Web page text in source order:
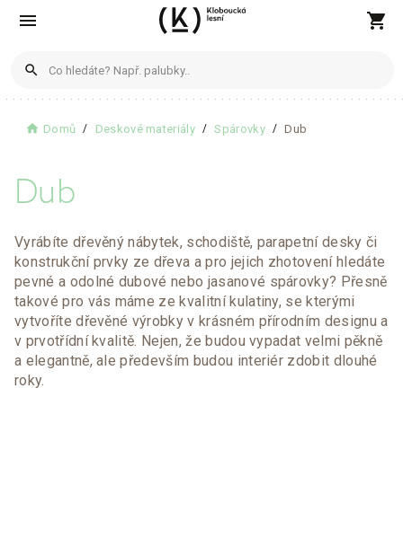
menu shopping_cart
search
Produkty
Žádné články nenalezeny
Zobrazit všechny výsledky
home Domů Deskové materiály Spárovky Dub
Dub
Vyrábíte dřevěný nábytek, schodiště, parapetní desky či
konstrukční prvky ze dřeva a pro jejich zhotovení hledáte
pevné a odolné dubové nebo jasanové spárovky? Přesně
takové pro vás máme ze kvalitní kulatiny, se kterými
vytvoříte dřevěné výrobky v krásném přírodním designu a
v prvotřídní kvalitě. Nejen, že budou vypadat velmi pěkně
a elegantně, ale především budou interiér zdobit dlouhé
roky.